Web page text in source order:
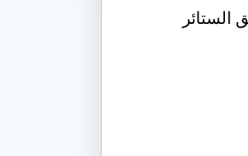
الستائر